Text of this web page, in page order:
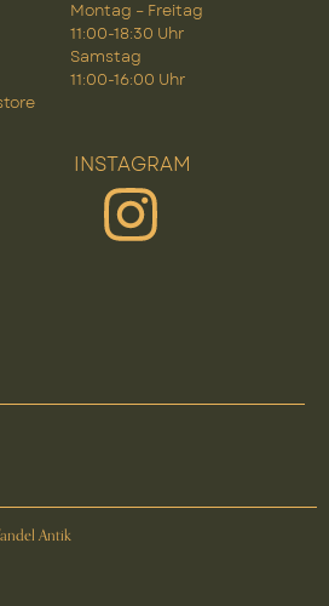
Montag – Freitag
11:00-18:30 Uhr
Samstag
11:00-16:00 Uhr
INSTAGRAM
Antik